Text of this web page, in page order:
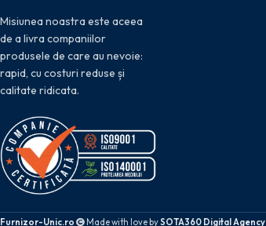
Misiunea noastra este aceea
de a livra companiilor
produsele de care au nevoie:
rapid, cu costuri reduse și
calitate ridicata.
Furnizor-Unic.ro Made with love bySOTA360 Digital Agency